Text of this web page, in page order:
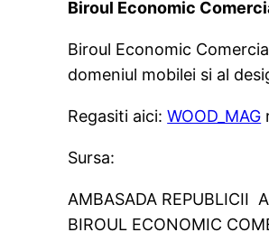
Biroul Economic
Biroul Economic
domeniul mobilei si al
Regasiti aici:WOOD_MAG
Sursa:
AMBASADA REPUBLICII
BIROUL ECONOMIC